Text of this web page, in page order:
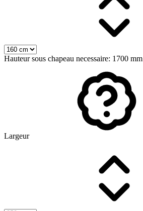
Hauteur sous chapeau necessaire: 1700 mm
Largeur